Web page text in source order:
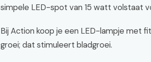
simpele LED-spot van 15 watt volstaat
Bij Action koop je een LED-lampje met
groei; dat stimuleert bladgroei.